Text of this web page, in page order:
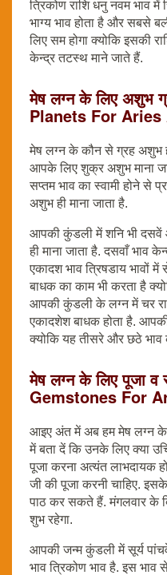
त्रिकोण राशि धनु नवम भाव
भाग्य भाव होता है और सबसे
लिए सम होगा क्योकि इसकी
केन्द्र तटस्थ माने जाते हैं.
मेष लग्न के लिए अशुभ
Planets For Aries
मेष लग्न के कौन से ग्रह अशुभ
आपके लिए शुक्र अशुभ माना
सप्तम भाव का स्वामी होने से
अशुभ ही माना जाता है.
आपकी कुंडली में शनि भी दसवें
ही माना जाता है. दसवाँ भाव
एकादश भाव त्रिषडाय भावों
बाधक का काम भी करता है
आपकी कुंडली के लग्न में चर
एकादशेश बाधक होता है.
क्योकि यह तीसरे और छठे भाव
मेष लग्न के लिए पूजा
Gemstones For
आइए अंत में अब हम मेष लग्न के
में बता दें कि उनके लिए क्या
पूजा करना अत्यंत लाभदायक
जी की पूजा करनी चाहिए.
पाठ कर सकते हैं. मंगलवार के
शुभ रहेगा.
आपकी जन्म कुंडली में सूर्य
भाव त्रिकोण भाव है. इस भाव